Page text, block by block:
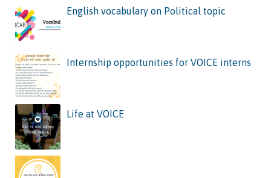
English vocabulary on Political topic
Internship opportunities for VOICE interns
Life at VOICE